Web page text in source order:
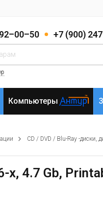
+7 (900)
Компьютеры
CD / DVD / Blu-Ray -диски,
x, 4.7 Gb,